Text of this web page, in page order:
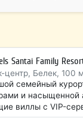
Santai Family
центр, Белек, 100
семейный
и насыщенной
виллы с VIP-